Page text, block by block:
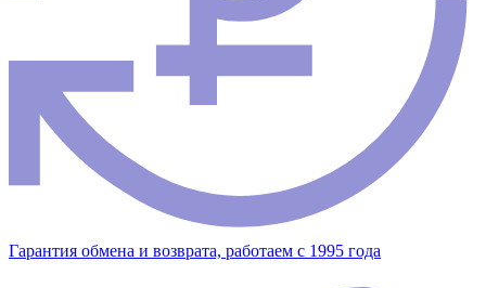
Гарантия обмена и возврата, работаем с 1995 года